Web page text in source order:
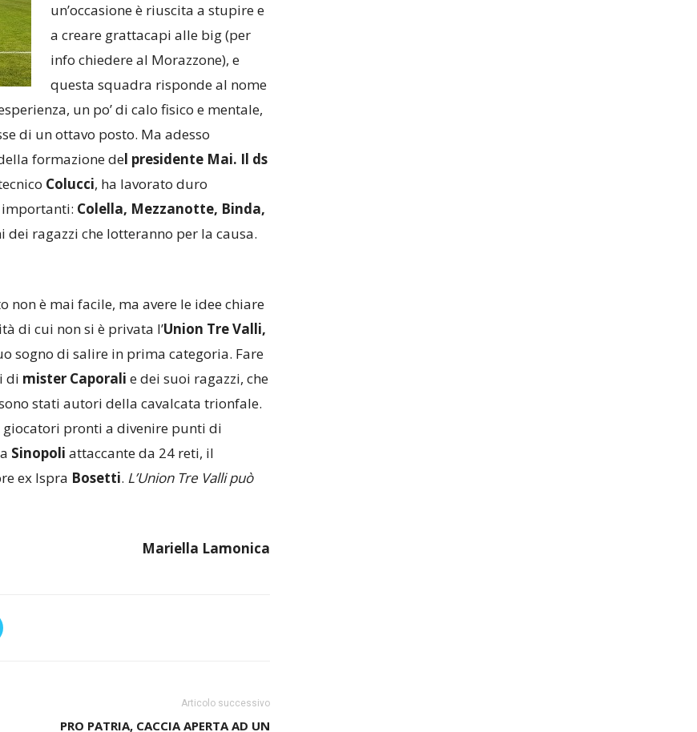
un’occasione è riuscita a stupire e
a creare grattacapi alle big (per
info chiedere al Morazzone), e
questa squadra risponde al nome
un po’ di calo fisico e mentale,
di un ottavo posto. Ma adesso
formazione del presidente Mai. Il ds
Colucci, ha lavorato duro
importanti: Colella, Mezzanotte, Binda,
dei ragazzi che lotteranno per la causa.
non è mai facile, ma avere le idee chiare
di cui non si è privata l’Union Tre Valli,
sogno di salire in prima categoria. Fare
di mister Caporali e dei suoi ragazzi, che
stati autori della cavalcata trionfale.
pronti a divenire punti di
Sinopoli attaccante da 24 reti, il
ex Ispra Bosetti. L’Union Tre Valli può
Mariella Lamonica
Articolo successivo
PRO PATRIA, CACCIA APERTA AD UN